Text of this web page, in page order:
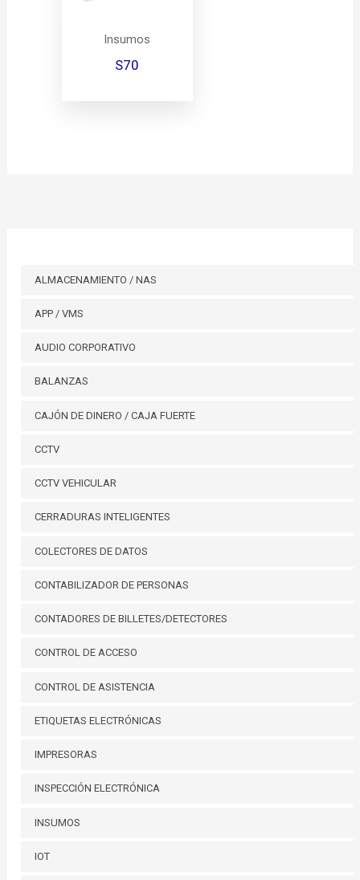
ALMACENAMIENTO / NAS
APP / VMS
AUDIO CORPORATIVO
BALANZAS
CAJÓN DE DINERO / CAJA FUERTE
CCTV
CCTV VEHICULAR
CERRADURAS INTELIGENTES
COLECTORES DE DATOS
CONTABILIZADOR DE PERSONAS
CONTADORES DE BILLETES/DETECTORES
CONTROL DE ACCESO
CONTROL DE ASISTENCIA
ETIQUETAS ELECTRÓNICAS
IMPRESORAS
INSPECCIÓN ELECTRÓNICA
INSUMOS
IOT
Insumos
S70